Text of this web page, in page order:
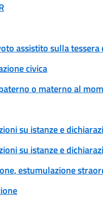
assistito sulla
civica
o materno al
su istanze e
su istanze e
estumulazione